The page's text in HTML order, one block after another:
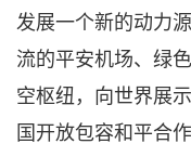
发展一个新的动力
流的平安机场、绿
空枢纽，向世界展
国开放包容和平合